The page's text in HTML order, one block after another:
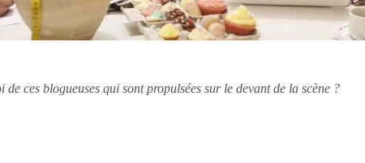
de ces blogueuses qui sont propulsées sur le devant de la scène ?